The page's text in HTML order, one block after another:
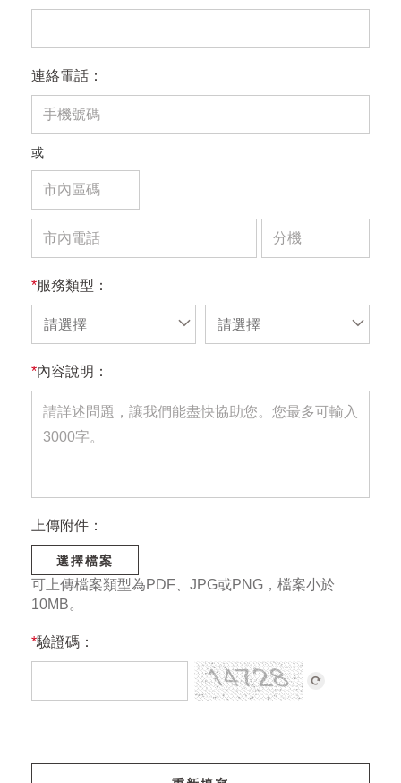
連絡電話：
或
*服務類型：
請選擇 請選擇
*內容說明：
上傳附件：
選擇檔案
可上傳檔案類型為PDF、JPG或PNG，檔案小於
10MB。
*驗證碼：